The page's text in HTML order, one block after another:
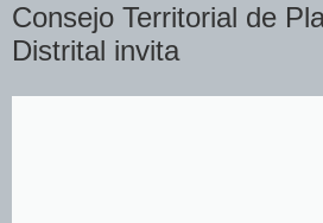
Consejo Territorial de
Distrital invita